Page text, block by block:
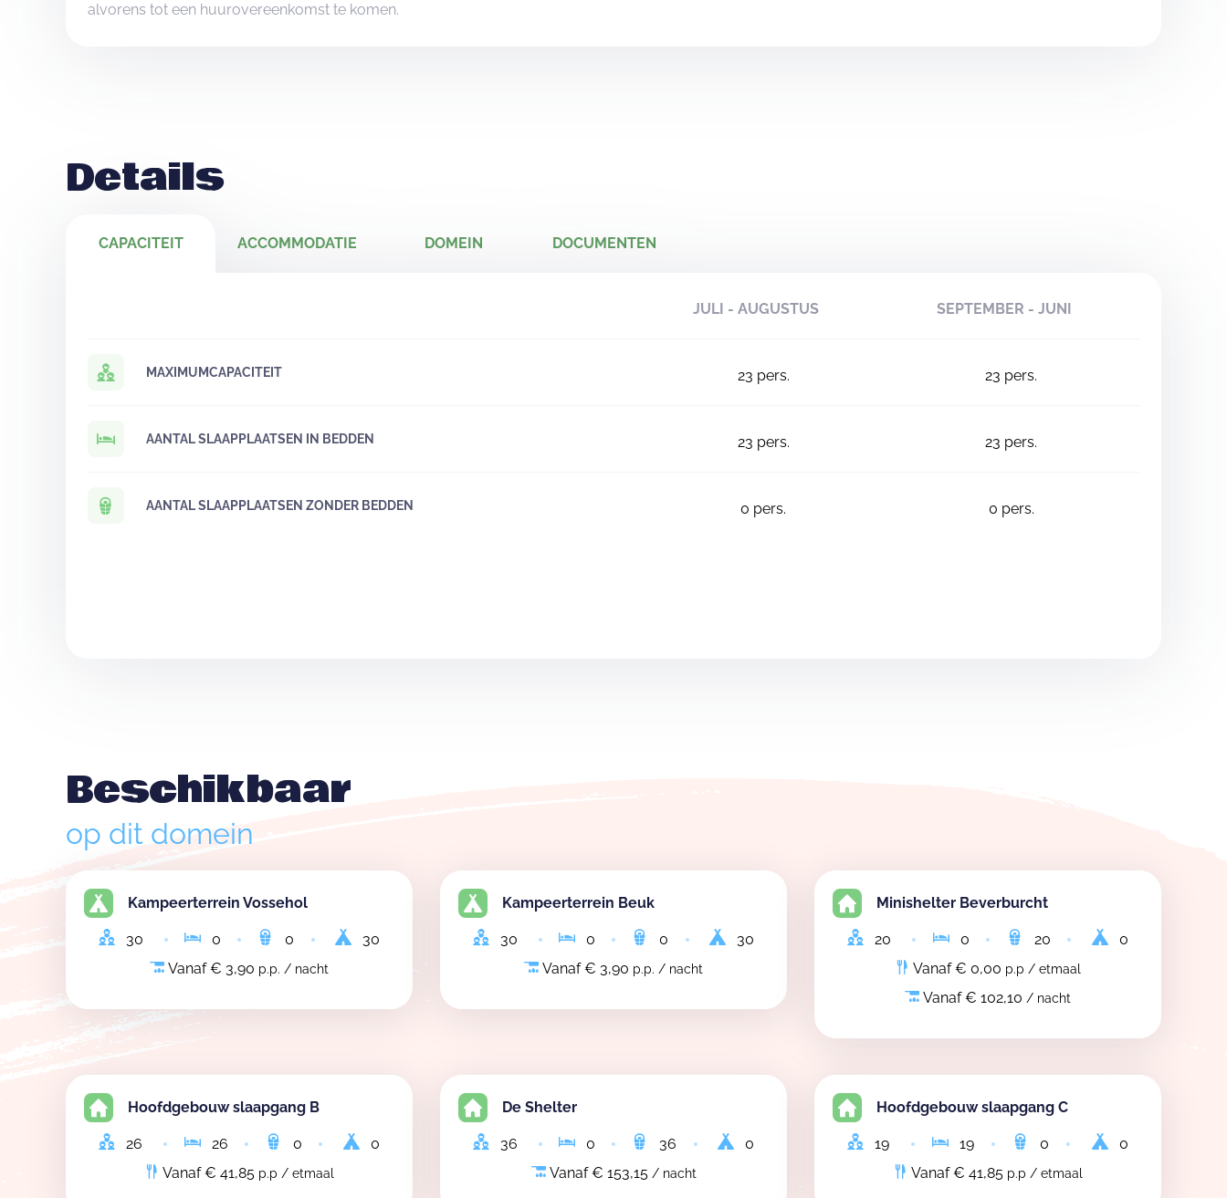
alvorens tot een huurovereenkomst te komen.
Details
CAPACITEIT ACCOMMODATIE DOMEIN DOCUMENTEN
JULI - AUGUSTUS SEPTEMBER - JUNI
MAXIMUMCAPACITEIT 23 pers. 23 pers.
AANTAL SLAAPPLAATSEN IN BEDDEN 23 pers. 23 pers.
AANTAL SLAAPPLAATSEN ZONDER BEDDEN 0 pers. 0 pers.
Beschikbaar
op dit domein
Kampeerterrein Vossehol
30 0 0
30
Vanaf € 3,90 p.p. / nacht
Kampeerterrein Beuk
30 0 0
30
Vanaf € 3,90 p.p. / nacht
Minishelter Beverburcht
20 0 20
0
Vanaf € 0,00 p.p / etmaal
Vanaf € 102,10 / nacht
Hoofdgebouw slaapgang B
26 26 0
0
Vanaf € 41,85 p.p / etmaal
De Shelter
36 0 36
0
Vanaf € 153,15 / nacht
Hoofdgebouw slaapgang C
19 19 0
0
Vanaf € 41,85 p.p / etmaal